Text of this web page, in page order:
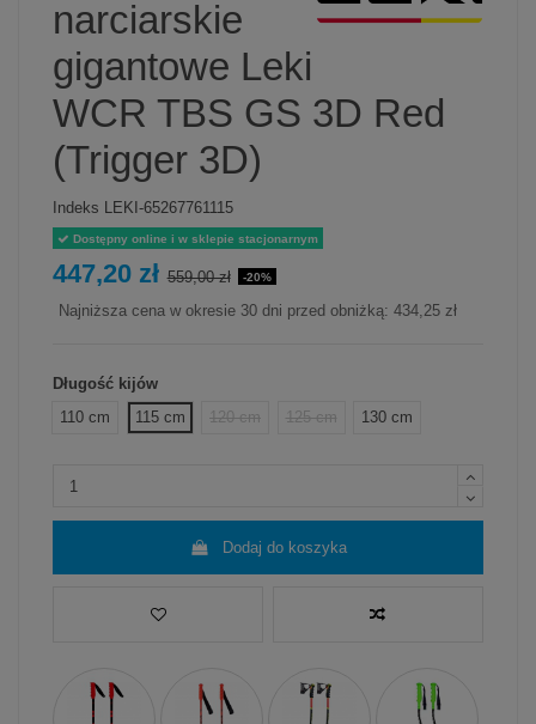
narciarskie
gigantowe Leki
WCR TBS GS 3D Red
(Trigger 3D)
Indeks LEKI-65267761115
Dostępny online i w sklepie stacjonarnym
447,20 zł 559,00 zł -20%
Najniższa cena w okresie 30 dni przed obniżką: 434,25 zł
Długość kijów
110 cm
115 cm 120 cm 125 cm 130 cm
Dodaj do koszyka